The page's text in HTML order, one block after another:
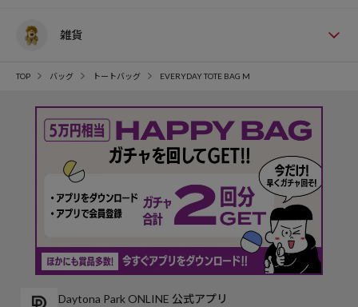
雑貨
TOP バッグ トートバッグ EVERYDAY TOTE BAG M
Daytona Park ONLINE 公式アプリ